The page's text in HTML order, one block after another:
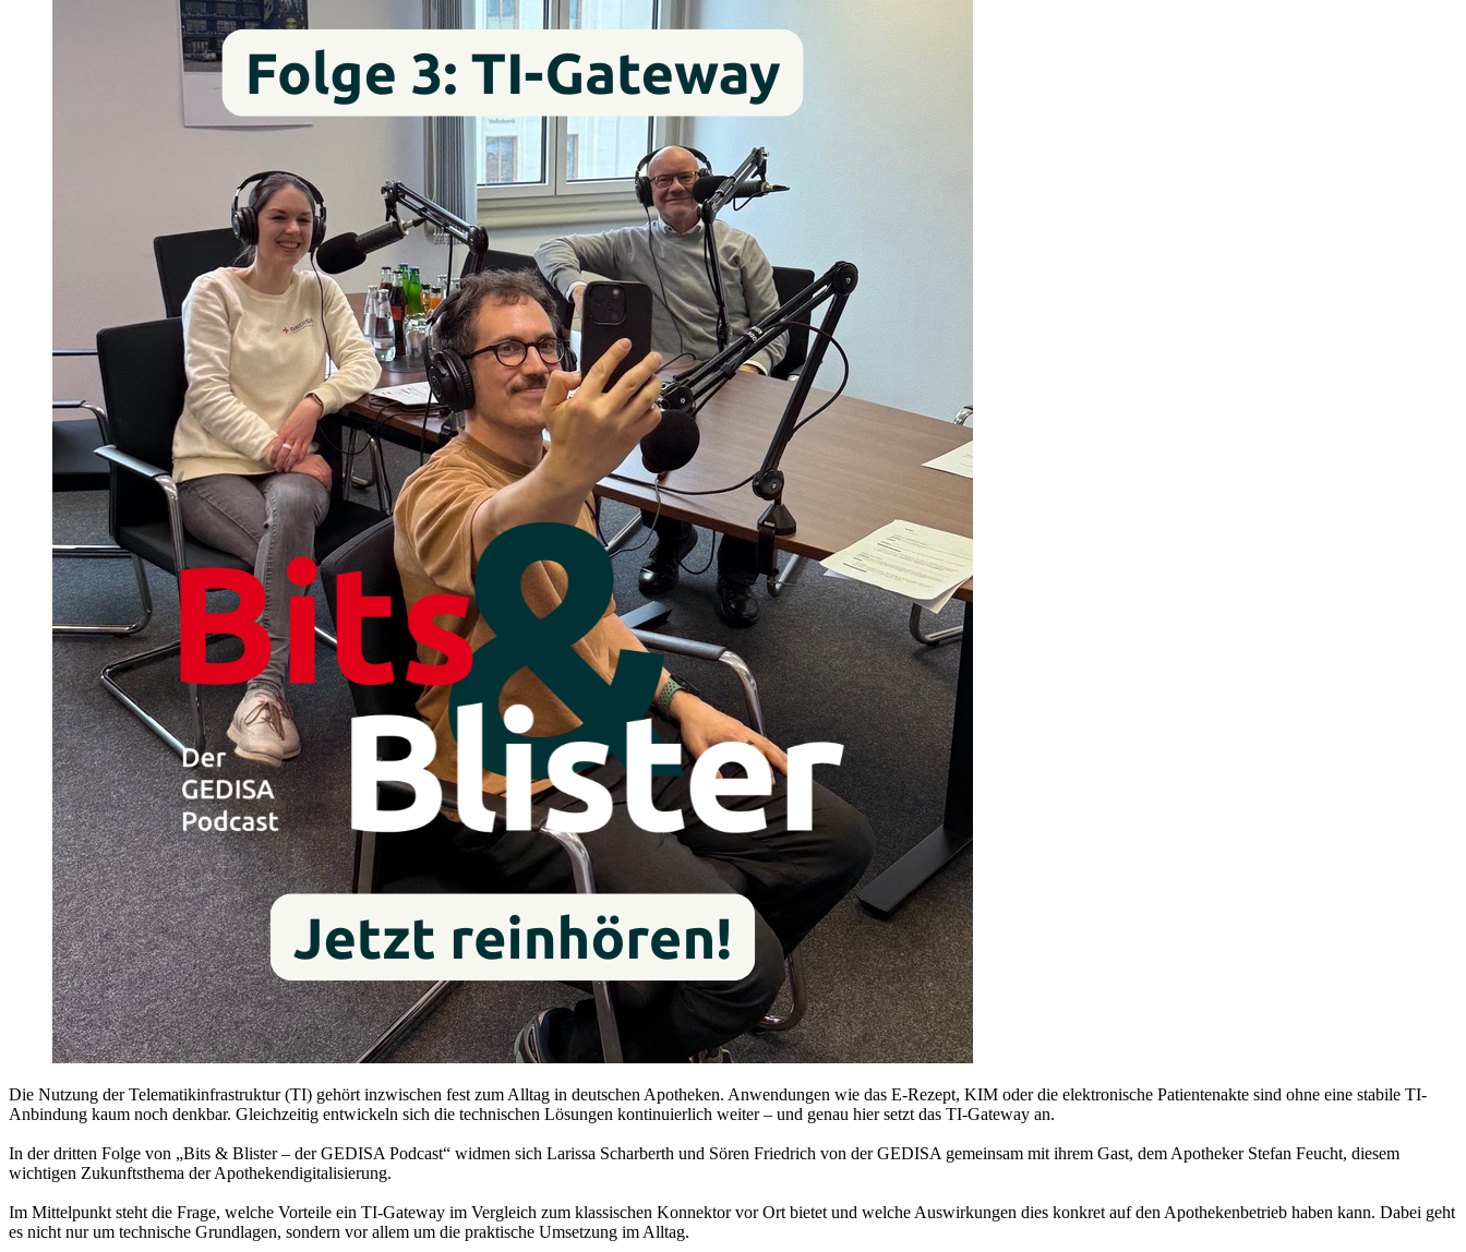
Die Nutzung der Telematikinfrastruktur (TI) gehört inzwischen fest zum Alltag in deutschen Apotheken. Anwendungen wie das E-Rezept, KIM oder die elektronische Patientenakte sind ohne eine stabile TI-
Anbindung kaum noch denkbar. Gleichzeitig entwickeln sich die technischen Lösungen kontinuierlich weiter – und genau hier setzt das TI-Gateway an.
In der dritten Folge von „Bits & Blister – der GEDISA Podcast“ widmen sich Larissa Scharberth und Sören Friedrich von der GEDISA gemeinsam mit ihrem Gast, dem Apotheker Stefan Feucht, diesem
wichtigen Zukunftsthema der Apothekendigitalisierung.
Im Mittelpunkt steht die Frage, welche Vorteile ein TI-Gateway im Vergleich zum klassischen Konnektor vor Ort bietet und welche Auswirkungen dies konkret auf den Apothekenbetrieb haben kann. Dabei geht
es nicht nur um technische Grundlagen, sondern vor allem um die praktische Umsetzung im Alltag.